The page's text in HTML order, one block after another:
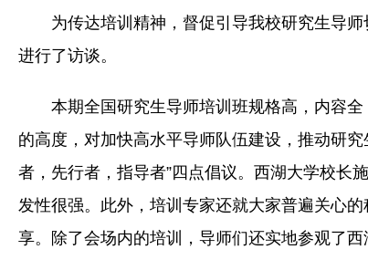
为传达培训精神，督促引导我校研究生导
进行了访谈。
本期全国研究生导师培训班规格高，内容
的高度，对加快高水平导师队伍建设，推动研
者，先行者，指导者”四点倡议。西湖大学校长
发性很强。此外，培训专家还就大家普遍关心
享。除了会场内的培训，导师们还实地参观了